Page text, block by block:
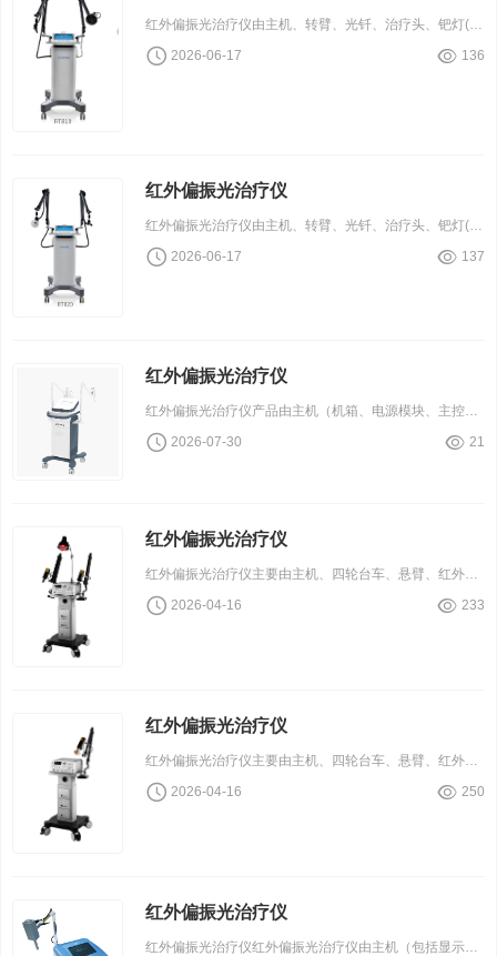
2026-06-17 136
红外偏振光治疗仪
红外偏振光治疗仪由主机、转臂、光钎、治疗头、钯灯( RT820、RT840无钯灯)组成。
2026-06-17 137
红外偏振光治疗仪
红外偏振光治疗仪产品由主机（机箱、电源模块、主控模块、显示模块、光源驱动模块）、万向支架、光源组件组成。光源组件分为发散式红外辐射头和集束式偏振光辐射头。
2026-07-30 21
红外偏振光治疗仪
红外偏振光治疗仪主要由主机、四轮台车、悬臂、红外灯、紧急停止开关组成。
2026-04-16 233
红外偏振光治疗仪
红外偏振光治疗仪主要由主机、四轮台车、悬臂、红外灯、紧急停止开关组成。
2026-04-16 250
红外偏振光治疗仪
红外偏振光治疗仪红外偏振光治疗仪由主机（包括显示模块、主机控制模块、偏振光功能模块和电源模块）、照射枪（包括光源室与照射头）、支臂及应用软件（发布版本：V1）组成。